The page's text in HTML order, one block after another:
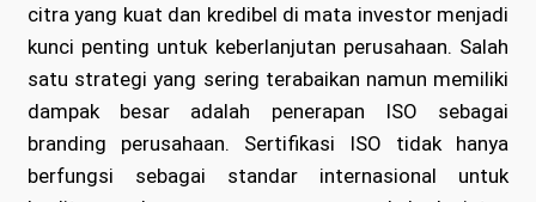
citra yang kuat dan kredibel di mata investor menjadi
kunci penting untuk keberlanjutan perusahaan. Salah
satu strategi yang sering terabaikan namun memiliki
dampak besar adalah penerapan ISO sebagai
branding perusahaan. Sertifikasi ISO tidak hanya
berfungsi sebagai standar internasional untuk